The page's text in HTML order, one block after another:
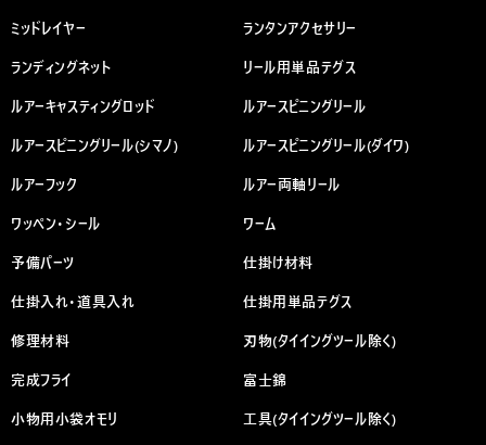
ミッドレイヤー ランタンアクセサリー
ランディングネット リール用単品テグス
ルアーキャスティングロッド ルアースピニングリール
ルアースピニングリール(シマノ) ルアースピニングリール(ダイワ)
ルアーフック ルアー両軸リール
ワッペン・シール ワーム
予備パーツ 仕掛け材料
仕掛入れ・道具入れ 仕掛用単品テグス
修理材料 刃物(タイイングツール除く)
完成フライ 富士錦
小物用小袋オモリ 工具(タイイングツール除く)